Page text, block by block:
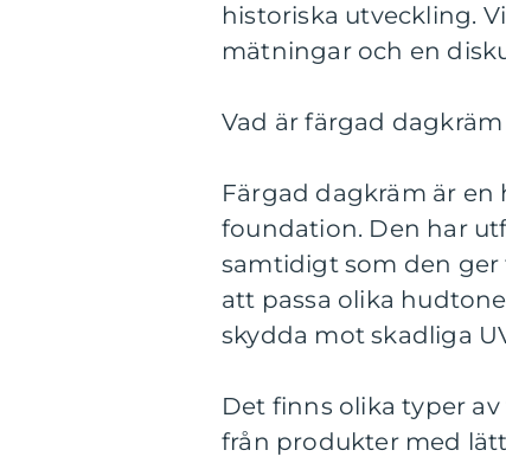
historiska utveckling.
mätningar och en
Vad är färgad
Färgad dagkräm är
foundation. Den har
samtidigt som den ger
att passa olika
skydda mot skadliga
Det finns olika typer
från produkter med